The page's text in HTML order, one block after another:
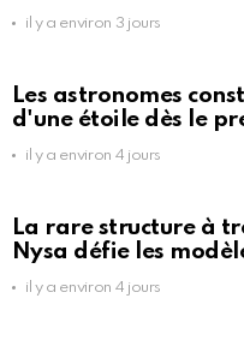
il y a environ 3 jours
Les astronomes
d'une étoile dès le
il y a environ 4 jours
La rare structure à
Nysa défie les
il y a environ 4 jours